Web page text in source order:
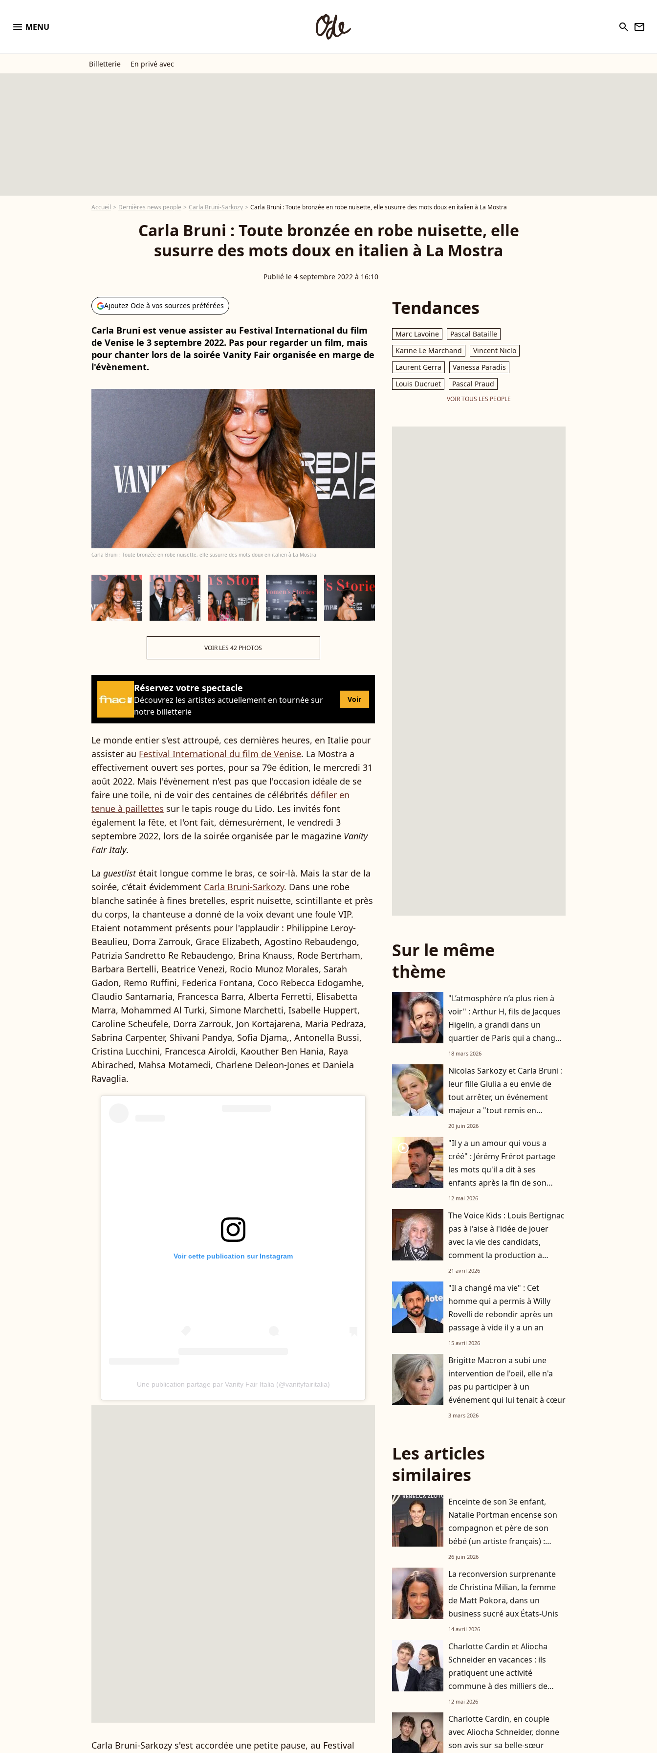
menu MENU search newsletter
Billetterie En privé avec
Accueil Dernières news people Carla Bruni-Sarkozy Carla Bruni : Toute bronzée en robe nuisette, elle susurre des mots doux en italien à La Mostra
Carla Bruni : Toute bronzée en robe nuisette, elle
susurre des mots doux en italien à La Mostra
Publié le 4 septembre 2022 à 16:10
Ajoutez Ode à vos sources préférées
Carla Bruni est venue assister au Festival International du film
de Venise le 3 septembre 2022. Pas pour regarder un film, mais
pour chanter lors de la soirée Vanity Fair organisée en marge de
l'évènement.
Carla Bruni : Toute bronzée en robe nuisette, elle susurre des mots doux en italien à La Mostra
VOIR LES 42 PHOTOS
Réservez votre spectacle
Découvrez les artistes actuellement en tournée sur
notre billetterie
Voir
Le monde entier s'est attroupé, ces dernières heures, en Italie pour
assister au Festival International du film de Venise. La Mostra a
effectivement ouvert ses portes, pour sa 79e édition, le mercredi 31
août 2022. Mais l'évènement n'est pas que l'occasion idéale de se
faire une toile, ni de voir des centaines de célébrités défiler en
tenue à paillettes sur le tapis rouge du Lido. Les invités font
également la fête, et l'ont fait, démesurément, le vendredi 3
septembre 2022, lors de la soirée organisée par le magazine Vanity
Fair Italy.
La guestlistétait longue comme le bras, ce soir-là. Mais la star de la
soirée, c'était évidemment Carla Bruni-Sarkozy. Dans une robe
blanche satinée à fines bretelles, esprit nuisette, scintillante et près
du corps, la chanteuse a donné de la voix devant une foule VIP.
Etaient notamment présents pour l'applaudir : Philippine Leroy-
Beaulieu, Dorra Zarrouk, Grace Elizabeth, Agostino Rebaudengo,
Patrizia Sandretto Re Rebaudengo, Brina Knauss, Rode Bertrham,
Barbara Bertelli, Beatrice Venezi, Rocio Munoz Morales, Sarah
Gadon, Remo Ruffini, Federica Fontana, Coco Rebecca Edogamhe,
Claudio Santamaria, Francesca Barra, Alberta Ferretti, Elisabetta
Marra, Mohammed Al Turki, Simone Marchetti, Isabelle Huppert,
Caroline Scheufele, Dorra Zarrouk, Jon Kortajarena, Maria Pedraza,
Sabrina Carpenter, Shivani Pandya, Sofia Djama,, Antonella Bussi,
Cristina Lucchini, Francesca Airoldi, Kaouther Ben Hania, Raya
Abirached, Mahsa Motamedi, Charlene Deleon-Jones et Daniela
Ravaglia.
Voir cette publication sur Instagram
Une publication partage par Vanity Fair Italia (@vanityfairitalia)
Carla Bruni-Sarkozy s'est accordée une petite pause, au Festival
Tendances
Marc Lavoine
Pascal Bataille
Karine Le Marchand
Vincent Niclo
Laurent Gerra
Vanessa Paradis
Louis Ducruet
Pascal Praud
VOIR TOUS LES PEOPLE
Sur le même
thème
"L’atmosphère n’a plus rien à
voir" : Arthur H, fils de Jacques
Higelin, a grandi dans un
quartier de Paris qui a changé
du tout au tout
18 mars 2026
Nicolas Sarkozy et Carla Bruni :
leur fille Giulia a eu envie de
tout arrêter, un événement
majeur a "tout remis en
question"
20 juin 2026
player2
"Il y a un amour qui vous a
créé" : Jérémy Frérot partage
les mots qu'il a dit à ses
enfants après la fin de son
histoire avec leur mère Laure
12 mai 2026
The Voice Kids : Louis Bertignac
pas à l'aise à l'idée de jouer
avec la vie des candidats,
comment la production a
réussi à le faire rempiler
21 avril 2026
"Il a changé ma vie" : Cet
homme qui a permis à Willy
Rovelli de rebondir après un
passage à vide il y a un an
15 avril 2026
Brigitte Macron a subi une
intervention de l'oeil, elle n'a
pas pu participer à un
événement qui lui tenait à cœur
3 mars 2026
Les articles
similaires
Enceinte de son 3e enfant,
Natalie Portman encense son
compagnon et père de son
bébé (un artiste français) :
"C'est ma chanson de l'été"
26 juin 2026
La reconversion surprenante
de Christina Milian, la femme
de Matt Pokora, dans un
business sucré aux États-Unis
14 avril 2026
Charlotte Cardin et Aliocha
Schneider en vacances : ils
pratiquent une activité
commune à des milliers de
Français
12 mai 2026
Charlotte Cardin, en couple
avec Aliocha Schneider, donne
son avis sur sa belle-sœur